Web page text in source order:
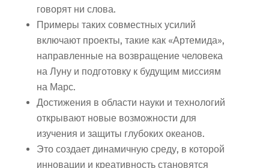
говорят ни слова.
Примеры таких совместных усилий
включают проекты, такие как «Артемида»,
направленные на возвращение человека
на Луну и подготовку к будущим миссиям
на Марс.
Достижения в области науки и технологий
открывают новые возможности для
изучения и защиты глубоких океанов.
Это создает динамичную среду, в которой
инновации и креативность становятся